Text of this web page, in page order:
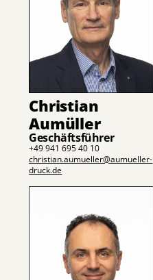
Christian
Aumüller
Geschäftsführer
+49 941 695 40 10
christian.aumueller@aumueller-
druck.de